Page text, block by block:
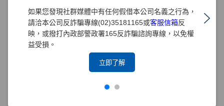
如果您發現社群媒體中有任何假借本公司名義之行為，
請洽本公司反詐騙專線(02)35181165或客服信箱反
映，或撥打內政部警政署165反詐騙諮詢專線，以免權
益受損。
立即了解
元大證券長期推行綠色採購，訂定「綠色採購條
款」規範採購時應優先考量具有環保、節能、能源
之星、節水、綠建材、FSC永續林業、減碳等標章
之產品。並積極響應政府相關政策，持續參與臺北
市政府推動之「民間企業及團體實施綠色採購計
畫」。截至2025年，元大集團已連續15年榮獲臺北
由提倡綠色採購以帶動綠色生產鏈，降低環境衝